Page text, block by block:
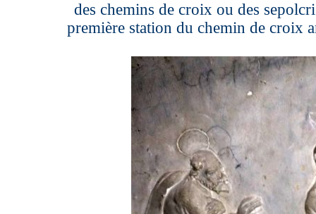
des chemins de croix ou des
première station du chemin de croix